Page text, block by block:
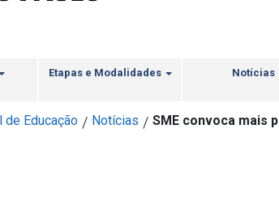
Etapas e Modalidades Notícias
de Educação / Notícias / SME convoca mais